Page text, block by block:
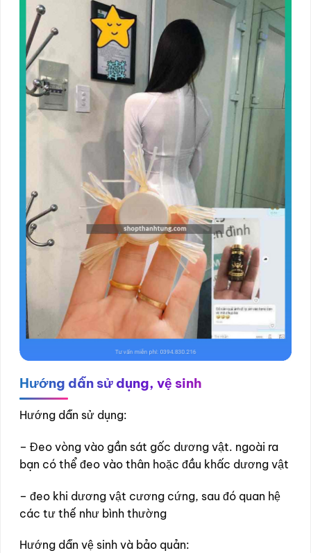
Hướng dẫn sử dụng, vệ sinh
Hướng dẫn sử dụng:
– Đeo vòng vào gần sát gốc dương vật. ngoài ra
bạn có thể đeo vào thân hoặc đầu khấc dương vật
– đeo khi dương vật cương cứng, sau đó quan hệ
các tư thế như bình thường
Hướng dẫn vệ sinh và bảo quản: